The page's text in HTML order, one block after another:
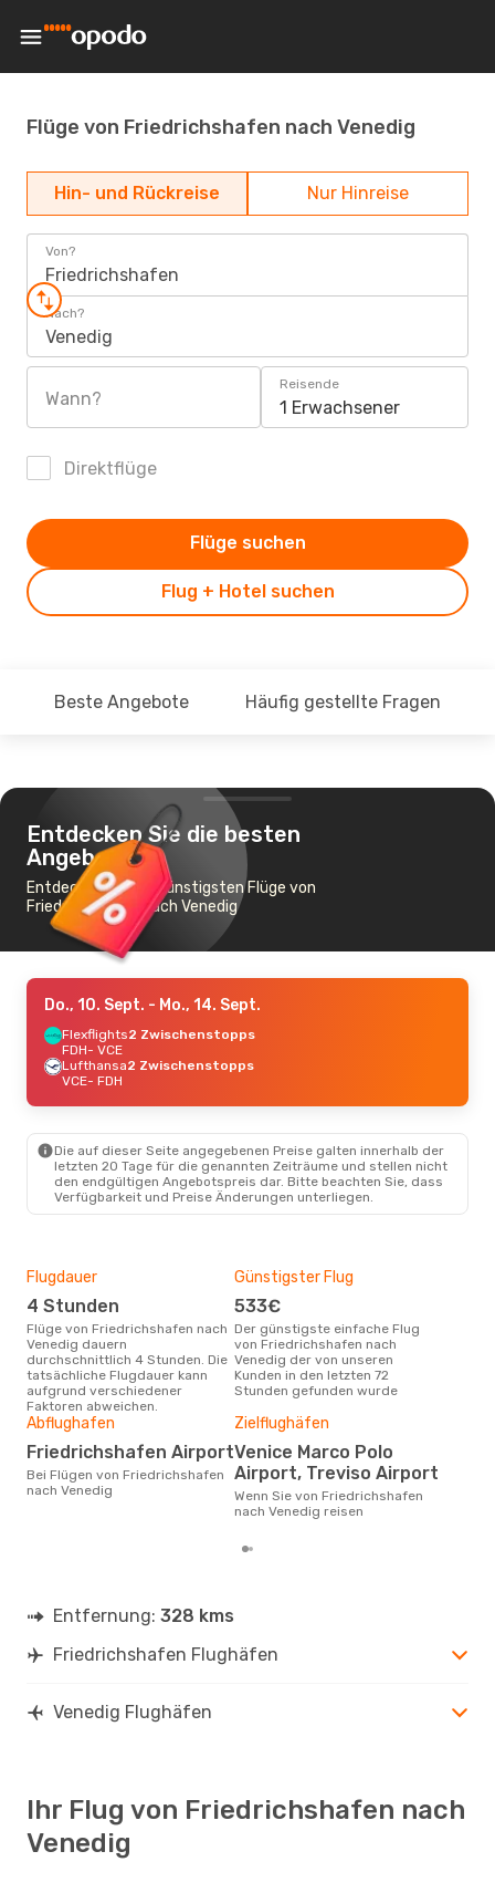
Flüge von Friedrichshafen nach Venedig
Hin- und Rückreise Nur Hinreise
Von?
Friedrichshafen
Nach?
Venedig
Wann?
Reisende
1 Erwachsener
Direktflüge
Flug + Hotel suchen
Flüge suchen
Beste Angebote Häufig gestellte Fragen
Entdecken Sie die besten
Angebote
Entdecken Sie die günstigsten Flüge von
Friedrichshafen nach Venedig
Do., 10. Sept. - Mo., 14. Sept.
Flexflights2 Zwischenstopps
FDH- VCE
Lufthansa2 Zwischenstopps
VCE- FDH
Die auf dieser Seite angegebenen Preise galten innerhalb der
letzten 20 Tage für die genannten Zeiträume und stellen nicht
den endgültigen Angebotspreis dar. Bitte beachten Sie, dass
Verfügbarkeit und Preise Änderungen unterliegen.
Flugdauer
4 Stunden
Flüge von Friedrichshafen nach
Venedig dauern
durchschnittlich 4 Stunden. Die
tatsächliche Flugdauer kann
aufgrund verschiedener
Faktoren abweichen.
Günstigster Flug
533€
Der günstigste einfache Flug
von Friedrichshafen nach
Venedig der von unseren
Kunden in den letzten 72
Stunden gefunden wurde
Abflughafen
Friedrichshafen Airport
Bei Flügen von Friedrichshafen
nach Venedig
Zielflughäfen
Venice Marco Polo
Airport, Treviso Airport
Wenn Sie von Friedrichshafen
nach Venedig reisen
Entfernung: 328 kms
Friedrichshafen Flughäfen
Venedig Flughäfen
Ihr Flug von Friedrichshafen nach
Venedig